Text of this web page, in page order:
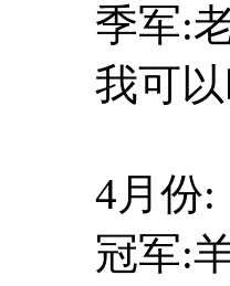
季军:老
我可以
4月份:
冠军:羊